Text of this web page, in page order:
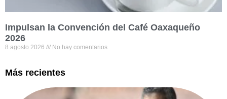
Impulsan la Convención del Café Oaxaqueño
2026
8 agosto 2026 No hay comentarios
Más recientes